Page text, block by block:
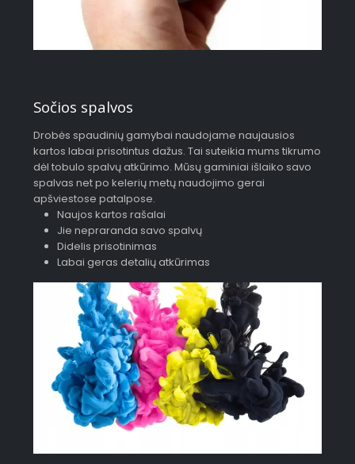
Sočios spalvos
Drobės spaudinių gamybai naudojame naujausios
kartos labai prisotintus dažus. Tai suteikia mums tikrumo
dėl tobulo spalvų atkūrimo. Mūsų gaminiai išlaiko savo
spalvas net po kelerių metų naudojimo gerai
apšviestose patalpose.
Naujos kartos rašalai
Jie nepraranda savo spalvų
Didelis prisotinimas
Labai geras detalių atkūrimas